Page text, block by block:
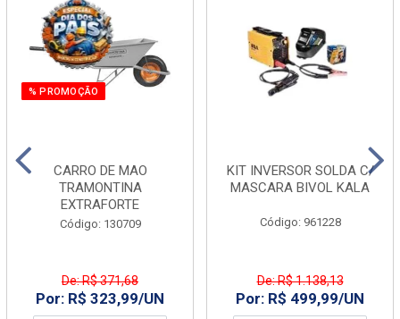
% PROMOÇÃO
CARRO DE MAO
TRAMONTINA
EXTRAFORTE
Código: 130709
De: R$ 371,68
Por: R$ 323,99/UN
KIT INVERSOR SOLDA C/
MASCARA BIVOL KALA
Código: 961228
De: R$ 1.138,13
Por: R$ 499,99/UN